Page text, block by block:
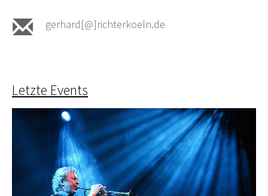
gerhard[@]richterkoeln.de
Letzte Events